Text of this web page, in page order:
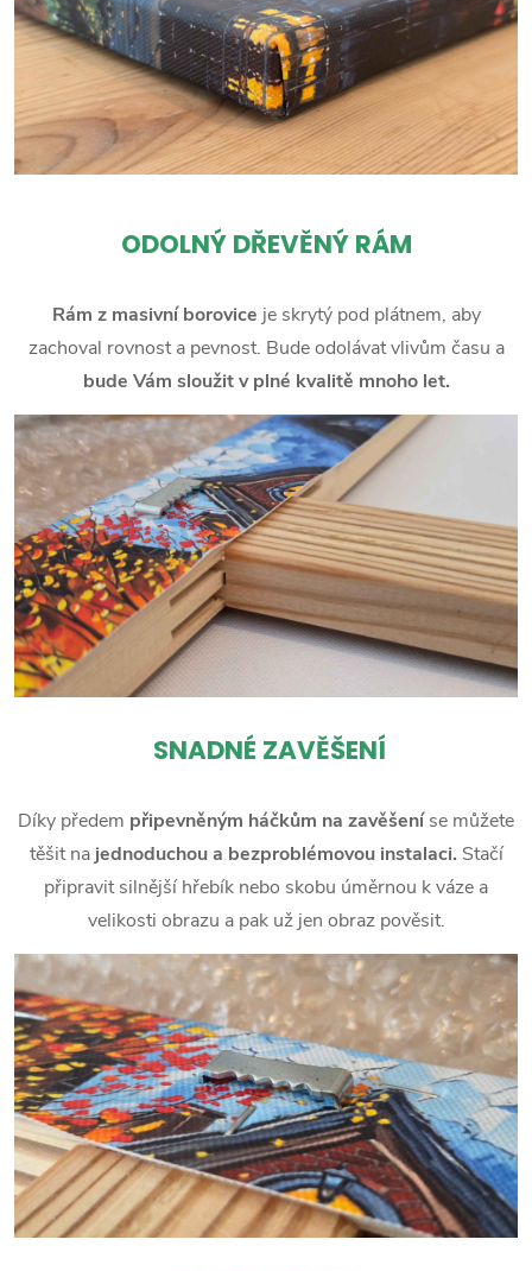
ODOLNÝ DŘEVĚNÝ RÁM
Rám z masivní borovice je skrytý pod plátnem, aby
zachoval rovnost a pevnost. Bude odolávat vlivům času a
bude Vám sloužit v plné kvalitě mnoho let.
SNADNÉ ZAVĚŠENÍ
Díky předem připevněným háčkům na zavěšeníse můžete
těšit na jednoduchou a bezproblémovou instalaci. Stačí
připravit silnější hřebík nebo skobu úměrnou k váze a
velikosti obrazu a pak už jen obraz pověsit.